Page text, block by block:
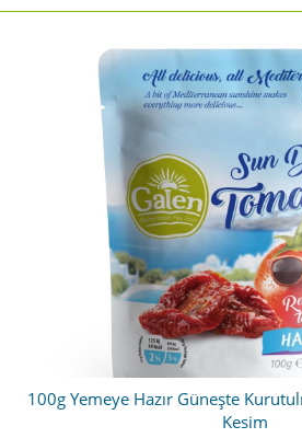
100g Yemeye Hazır Güneşte
Kesim